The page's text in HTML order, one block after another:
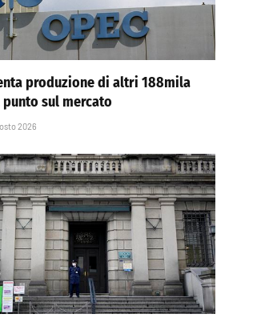
produzione di altri 188mila
sul mercato
2026